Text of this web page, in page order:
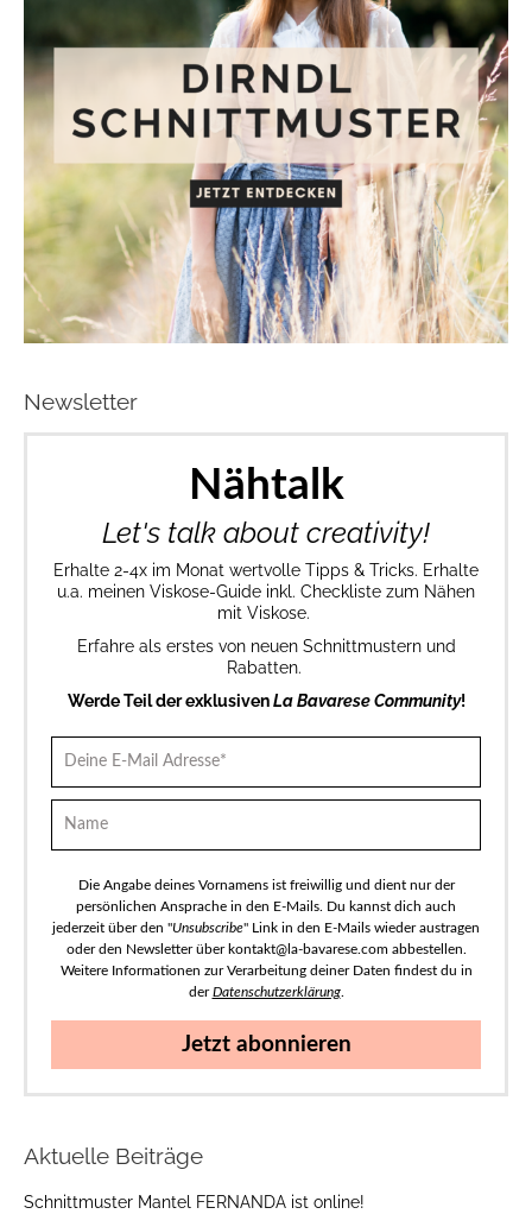
Newsletter
Nähtalk
Let's talk about creativity!
Erhalte 2-4x im Monat wertvolle Tipps & Tricks. Erhalte
u.a. meinen Viskose-Guide inkl. Checkliste zum Nähen
mit Viskose.
Erfahre als erstes von neuen Schnittmustern und
Rabatten.
Werde Teil der exklusivenLa Bavarese Community!
Die Angabe deines Vornamens ist freiwillig und dient nur der
persönlichen Ansprache in den E-Mails. Du kannst dich auch
jederzeit über den "Unsubscribe" Link in den E-Mails wieder austragen
oder den Newsletter über kontakt@la-bavarese.com abbestellen.
Weitere Informationen zur Verarbeitung deiner Daten findest du in
derDatenschutzerklärung.
Jetzt abonnieren
Aktuelle Beiträge
Schnittmuster Mantel FERNANDA ist online!